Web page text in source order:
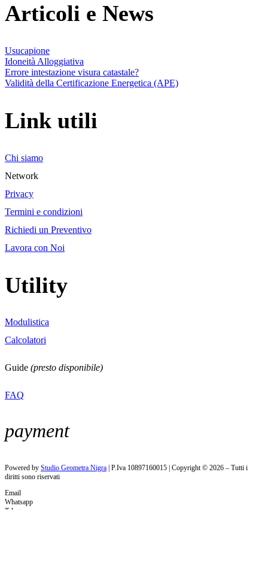
Articoli e News
Usucapione
Idoneità Alloggiativa
Errore intestazione visura catastale?
Validità della Certificazione Energetica (APE)
Link utili
Chi siamo
Network
Privacy
Termini e condizioni
Richiedi un Preventivo
Lavora con Noi
Utility
Modulistica
Calcolatori
Guide (presto disponibile)
FAQ
payment
Powered by Studio Geometra Nigra | P.Iva 10897160015 | Copyright © 2026 – Tutti i
diritti sono riservati
Email
Whatsapp
Telegram